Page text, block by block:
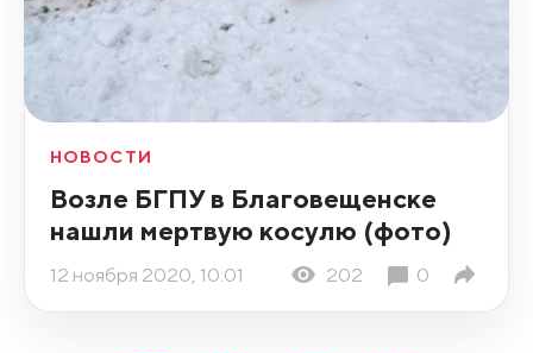
НОВОСТИ
Возле БГПУ в Благовещенске
нашли мертвую косулю (фото)
12 ноября 2020, 10:01 202 0